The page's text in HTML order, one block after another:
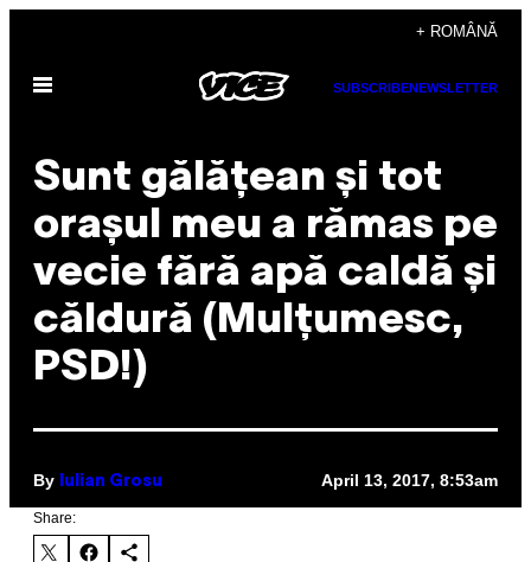
content
+ ROMÂNĂ
Open
SUBSCRIBENEWSLETTER
Sunt gălățean și tot
orașul meu a rămas pe
vecie fără apă caldă și
căldură (Mulțumesc,
PSD!)
By Iulian Grosu April 13, 2017, 8:53am
Share: